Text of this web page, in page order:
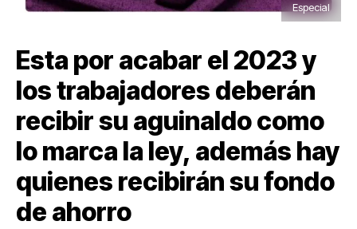
Especial
Esta por acabar el 2023 y
los trabajadores deberán
recibir su aguinaldo como
lo marca la ley, además hay
quienes recibirán su fondo
de ahorro